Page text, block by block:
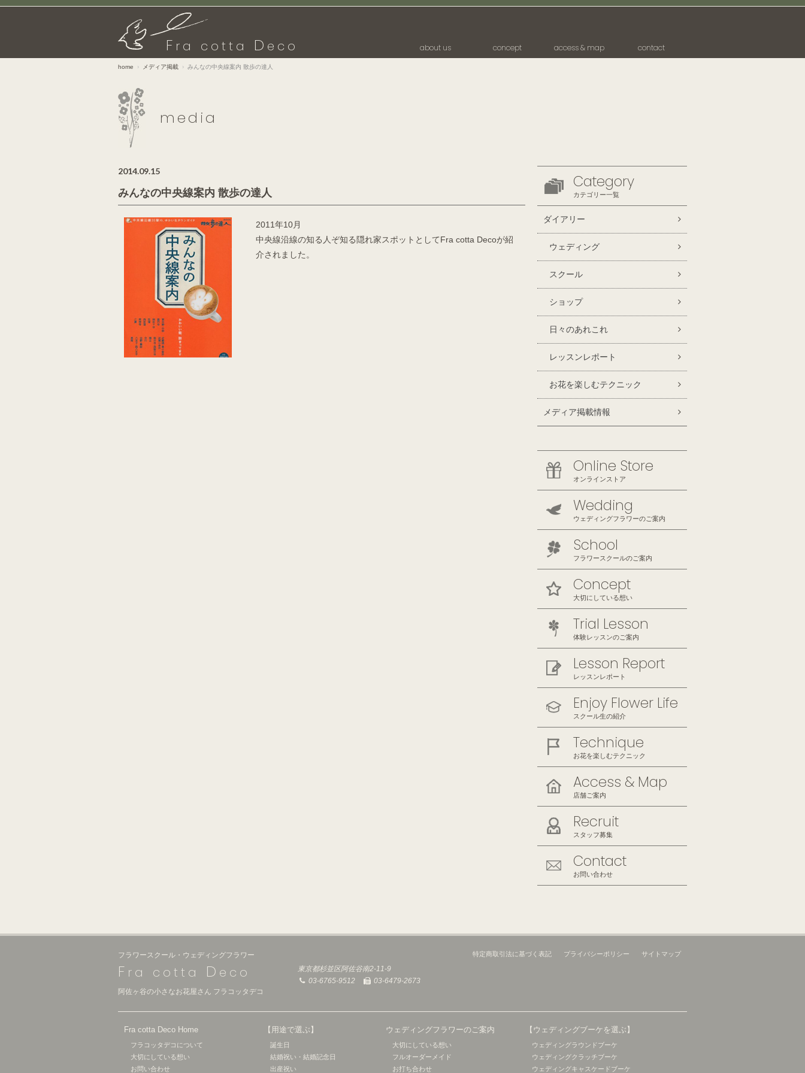
F ra cotta D eco about us concept access & map contact
home メディア掲載 みんなの中央線案内 散歩の達人
media
2014.09.15
みんなの中央線案内 散歩の達人
2011年10月
中央線沿線の知る人ぞ知る隠れ家スポットとしてFra cotta Decoが紹
介されました。
Category
カテゴリー一覧
ダイアリー
ウェディング
スクール
ショップ
日々のあれこれ
レッスンレポート
お花を楽しむテクニック
メディア掲載情報
Online Store
オンラインストア
Wedding
ウェディングフラワーのご案内
School
フラワースクールのご案内
Concept
大切にしている想い
Trial Lesson
体験レッスンのご案内
Lesson Report
レッスンレポート
Enjoy Flower Life
スクール生の紹介
Technique
お花を楽しむテクニック
Access & Map
店舗ご案内
Recruit
スタッフ募集
Contact
お問い合わせ
フラワースクール・ウェディングフラワー
F ra cotta D eco
阿佐ヶ谷の小さなお花屋さん フラコッタデコ
東京都杉並区阿佐谷南2-11-9
03-6765-9512
03-6479-2673
サイトマップ
プライバシーポリシー
特定商取引法に基づく表記
Fra cotta Deco Home
フラコッタデコについて
大切にしている想い
お問い合わせ
【用途で選ぶ】
誕生日
結婚祝い・結婚記念日
出産祝い
ウェディングフラワーのご案内
大切にしている想い
フルオーダーメイド
お打ち合わせ
【ウェディングブーケを選ぶ】
ウェディングラウンドブーケ
ウェディングクラッチブーケ
ウェディングキャスケードブーケ